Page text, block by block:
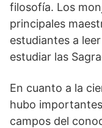
filosofía.​ Los
principales
estudiantes a
estudiar las
En cuanto ‌a ‍la
‍hubo
campos del